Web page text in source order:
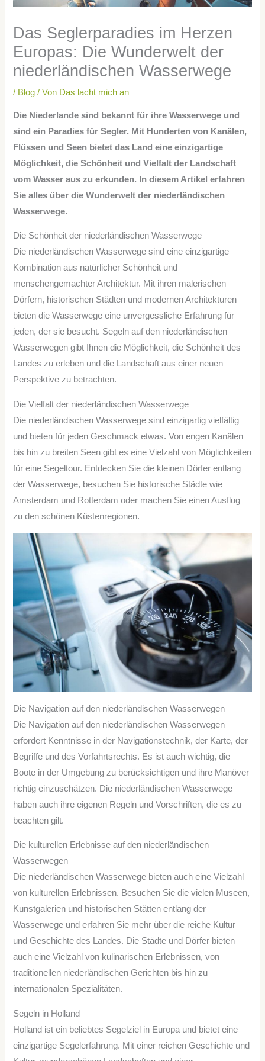
Das Seglerparadies im Herzen
Europas: Die Wunderwelt der
niederländischen Wasserwege
/ Blog / Von Das lacht mich an
Die Niederlande sind bekannt für ihre Wasserwege und
sind ein Paradies für Segler. Mit Hunderten von Kanälen,
Flüssen und Seen bietet das Land eine einzigartige
Möglichkeit, die Schönheit und Vielfalt der Landschaft
vom Wasser aus zu erkunden. In diesem Artikel erfahren
Sie alles über die Wunderwelt der niederländischen
Wasserwege.
Die Schönheit der niederländischen Wasserwege
Die niederländischen Wasserwege sind eine einzigartige
Kombination aus natürlicher Schönheit und
menschengemachter Architektur. Mit ihren malerischen
Dörfern, historischen Städten und modernen Architekturen
bieten die Wasserwege eine unvergessliche Erfahrung für
jeden, der sie besucht. Segeln auf den niederländischen
Wasserwegen gibt Ihnen die Möglichkeit, die Schönheit des
Landes zu erleben und die Landschaft aus einer neuen
Perspektive zu betrachten.
Die Vielfalt der niederländischen Wasserwege
Die niederländischen Wasserwege sind einzigartig vielfältig
und bieten für jeden Geschmack etwas. Von engen Kanälen
bis hin zu breiten Seen gibt es eine Vielzahl von Möglichkeiten
für eine Segeltour. Entdecken Sie die kleinen Dörfer entlang
der Wasserwege, besuchen Sie historische Städte wie
Amsterdam und Rotterdam oder machen Sie einen Ausflug
zu den schönen Küstenregionen.
Die Navigation auf den niederländischen Wasserwegen
Die Navigation auf den niederländischen Wasserwegen
erfordert Kenntnisse in der Navigationstechnik, der Karte, der
Begriffe und des Vorfahrtsrechts. Es ist auch wichtig, die
Boote in der Umgebung zu berücksichtigen und ihre Manöver
richtig einzuschätzen. Die niederländischen Wasserwege
haben auch ihre eigenen Regeln und Vorschriften, die es zu
beachten gilt.
Die kulturellen Erlebnisse auf den niederländischen
Wasserwegen
Die niederländischen Wasserwege bieten auch eine Vielzahl
von kulturellen Erlebnissen. Besuchen Sie die vielen Museen,
Kunstgalerien und historischen Stätten entlang der
Wasserwege und erfahren Sie mehr über die reiche Kultur
und Geschichte des Landes. Die Städte und Dörfer bieten
auch eine Vielzahl von kulinarischen Erlebnissen, von
traditionellen niederländischen Gerichten bis hin zu
internationalen Spezialitäten.
Segeln in Holland
Holland ist ein beliebtes Segelziel in Europa und bietet eine
einzigartige Segelerfahrung. Mit einer reichen Geschichte und